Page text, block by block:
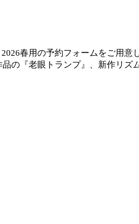
春用の予約フォームをご用
の『老眼トランプ』、新作リ